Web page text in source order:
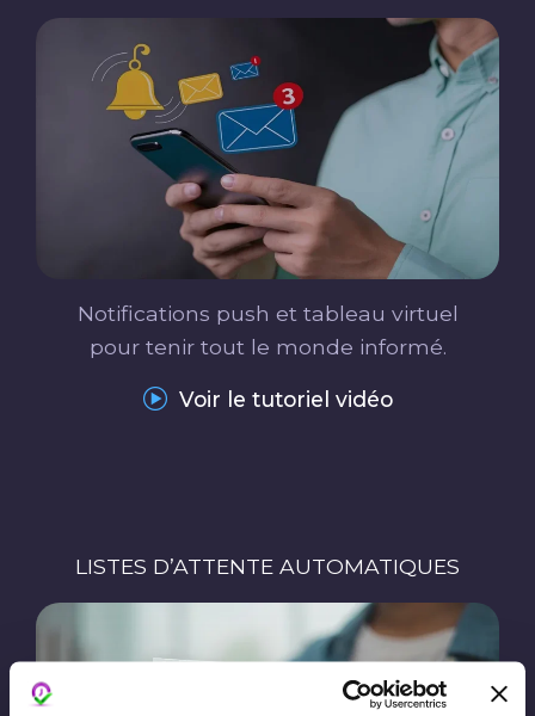
Notifications push et tableau virtuel
pour tenir tout le monde informé.
Voir le tutoriel vidéo
LISTES D’ATTENTE AUTOMATIQUES